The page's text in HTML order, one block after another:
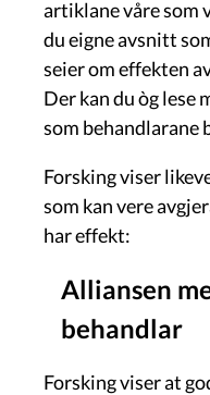
artiklane våre som
du eigne avsnitt
seier om effekten
Der kan du òg lese
som behandlarane
Forsking viser
som kan vere
har effekt:
Alliansen
behandlar
Forsking viser at